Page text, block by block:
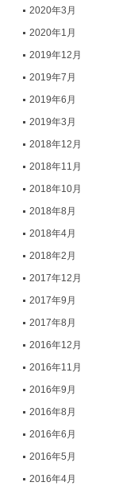
2020年3月
2020年1月
2019年12月
2019年7月
2019年6月
2019年3月
2018年12月
2018年11月
2018年10月
2018年8月
2018年4月
2018年2月
2017年12月
2017年9月
2017年8月
2016年12月
2016年11月
2016年9月
2016年8月
2016年6月
2016年5月
2016年4月